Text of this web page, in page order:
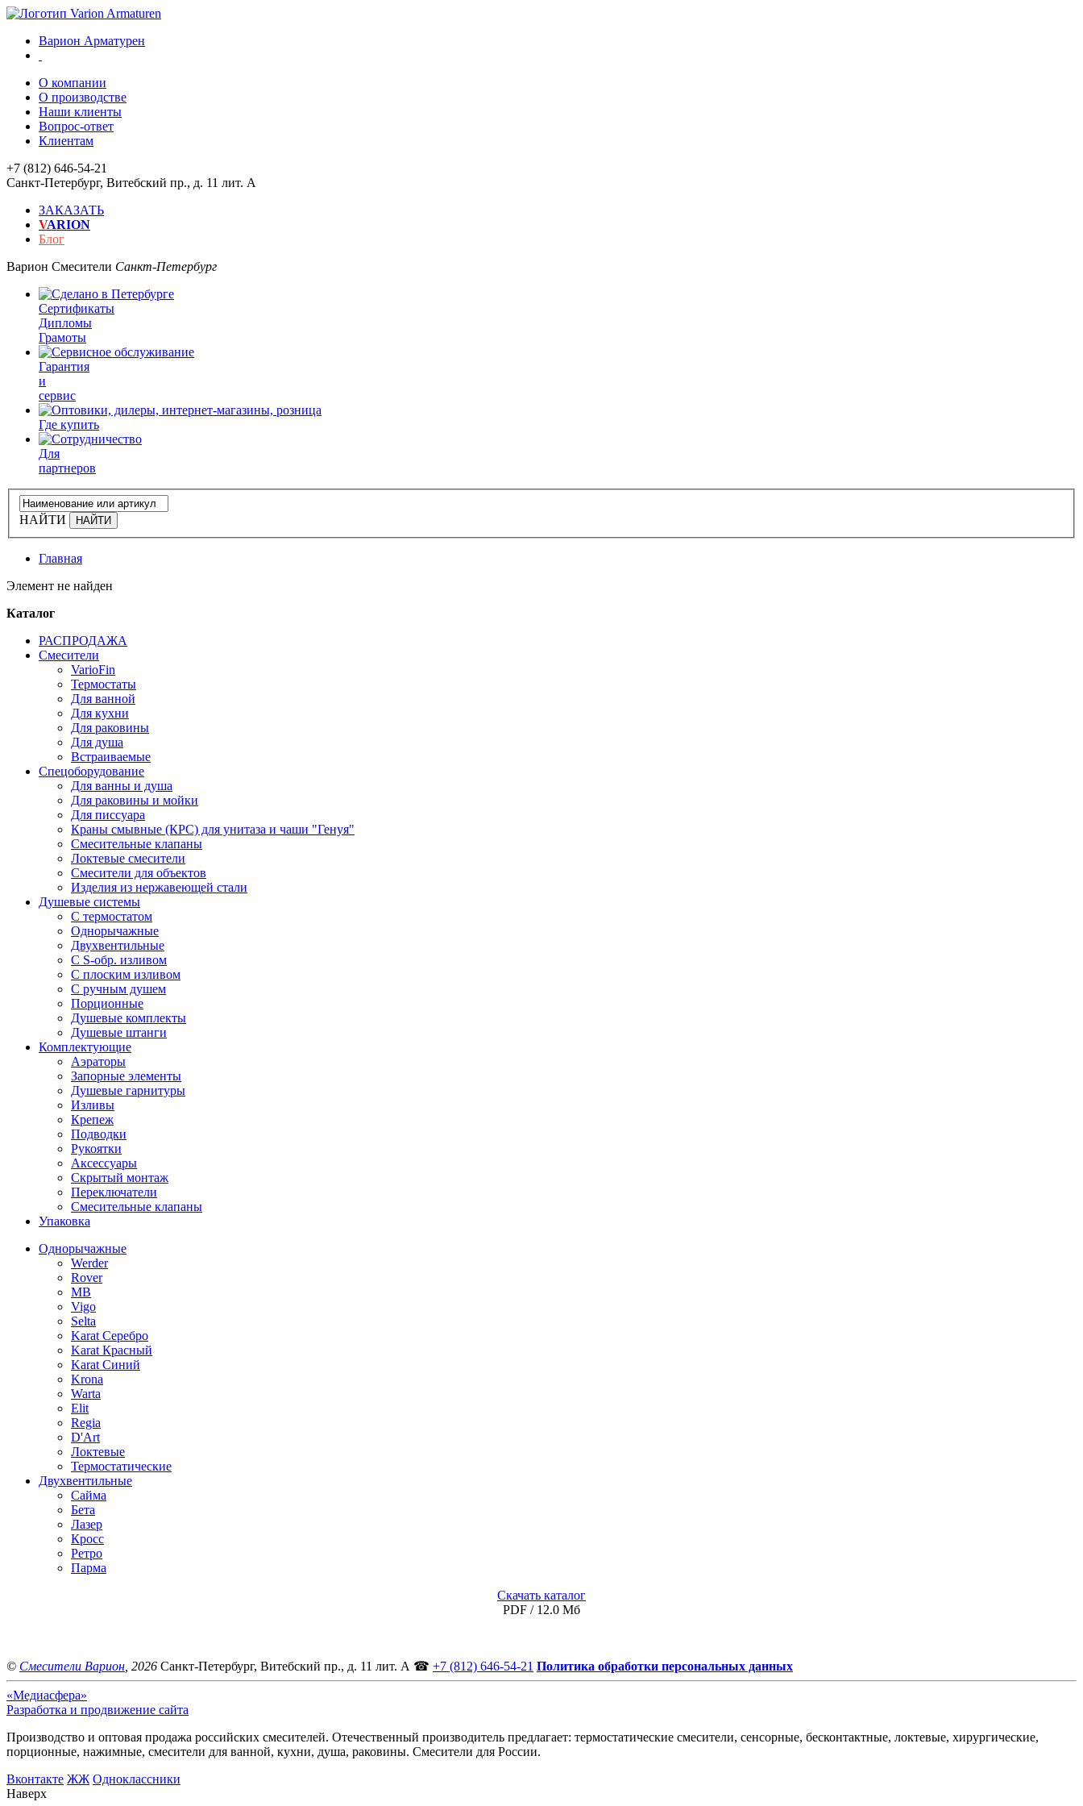
Варион Арматурен
О компании
О производстве
Наши клиенты
Вопрос-ответ
Клиентам
+7 (812) 646-54-21
Санкт-Петербург, Витебский пр., д. 11 лит. А
ЗАКАЗАТЬ
VARION
Блог
Варион Смесители Санкт-Петербург
Сертификаты
Дипломы
Грамоты
Гарантия
и
сервис
Где купить
Для
партнеров
НАЙТИ
Главная
Элемент не найден
Каталог
РАСПРОДАЖА
Смесители
VarioFin
Термостаты
Для ванной
Для кухни
Для раковины
Для душа
Встраиваемые
Спецоборудование
Для ванны и душа
Для раковины и мойки
Для писсуара
Краны смывные (КРС) для унитаза и чаши "Генуя"
Смесительные клапаны
Локтевые смесители
Смесители для объектов
Изделия из нержавеющей стали
Душевые системы
С термостатом
Однорычажные
Двухвентильные
С S-обр. изливом
С плоским изливом
С ручным душем
Порционные
Душевые комплекты
Душевые штанги
Комплектующие
Аэраторы
Запорные элементы
Душевые гарнитуры
Изливы
Крепеж
Подводки
Рукоятки
Аксессуары
Скрытый монтаж
Переключатели
Смесительные клапаны
Упаковка
Однорычажные
Werder
Rover
MB
Vigo
Selta
Karat Серебро
Karat Красный
Karat Синий
Krona
Warta
Elit
Regia
D'Art
Локтевые
Термостатические
Двухвентильные
Сайма
Бета
Лазер
Кросс
Ретро
Парма
Скачать каталог
PDF / 12.0 Мб
© Смесители Варион , 2026 Санкт-Петербург, Витебский пр., д. 11 лит. А ☎ +7 (812) 646-54-21 Политика обработки персональных данных
«Медиасфера»
Разработка и продвижение сайта
Производство и оптовая продажа российских смесителей. Отечественный производитель предлагает: термостатические смесители, сенсорные, бесконтактные, локтевые, хирургические,
порционные, нажимные, смесители для ванной, кухни, душа, раковины. Смесители для России.
Bконтакте ЖЖ Одноклассники
Наверх